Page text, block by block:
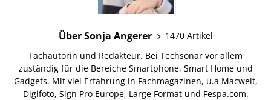
Über Sonja Angerer
1470 Artikel
Fachautorin und Redakteur. Bei Techsonar vor allem
zuständig für die Bereiche Smartphone, Smart Home und
Gadgets. Mit viel Erfahrung in Fachmagazinen, u.a Macwelt,
Digifoto, Sign Pro Europe, Large Format und Fespa.com.